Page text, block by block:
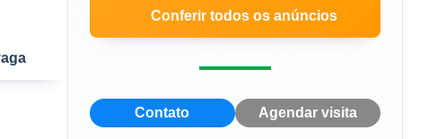
Conferir todos os anúncios
Contato Agendar visita